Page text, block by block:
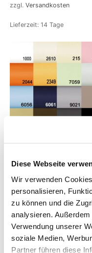
Diese Webseite
Wir verwenden
personalisieren,
zu können und die
analysieren.
Verwendung unserer
soziale Medien,
Partner führen diese
zzgl. Versandkosten
Lieferzeit: 14 Tage